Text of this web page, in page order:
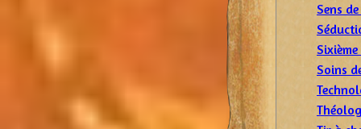
Sens
Sixième
Soins